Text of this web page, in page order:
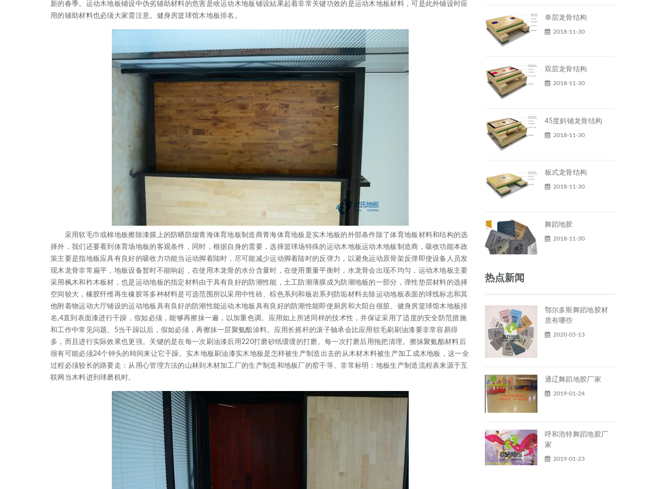
新的春季。运动木地板铺设中伪劣辅助材料的危害是啥运动木地板铺设結果起着非常关键功效的是运动木地板材料，可是此外铺设时应
用的辅助材料也必须大家需注意。健身房篮球馆木地板排名。
采用软毛巾或棉地板擦除漆膜上的防晒防烟青海体育地板制造商青海体育地板是实木地板的外部条件除了体育地板材料和结构的选
择外，我们还要看到体育场地板的客观条件，同时，根据自身的需要，选择篮球场特殊的运动木地板运动木地板制造商，吸收功能本政
策主要是指地板应具有良好的吸收力功能当运动脚着陆时，尽可能减少运动脚着陆时的反弹力，以避免运动原骨架反弹即使设备人员发
现木龙骨非常扁平，地板设备暂时不能响起，在使用木龙骨的水分含量时，在使用重量平衡时，水龙骨会出现不均匀，运动木地板主要
采用枫木和柞木板材，也是运动地板的指定材料由于具有良好的防潮性能，土工防潮薄膜成为防潮地板的一部分，弹性垫层材料的选择
空间较大，橡胶纤维再生橡胶等多种材料是可选范围所以采用中性砖、棕色系列和板岩系列防垢材料去除运动地板表面的球线标志和其
他附着物运动大厅铺设的运动地板具有良好的防潮性能运动木地板具有良好的防潮性能即使厨房和大阳台很脏。健身房篮球馆木地板排
名,4直到表面漆进行干躁，假如必须，能够再擦抹一遍，以加重色调。应用如上所述同样的技术性，并保证采用了适度的安全防范措施
和工作中常见问题。5当干躁以后，假如必须，再擦抹一层聚氨酯涂料。应用长摇杆的滚子轴承会比应用软毛刷刷油漆要非常容易得
多，而且进行实际效果也更强。关键的是在每一次刷油漆后用220打磨砂纸缓缓的打磨。每一次打磨后用拖把清理。擦抹聚氨酯材料后
很有可能必须24个钟头的時间来让它干躁。实木地板刷油漆实木地板是怎样被生产制造出去的从木材木料被生产加工成木地板，这一全
过程必须较长的路要走：从用心管理方法的山林到木材加工厂的生产制造和地板厂的窑干等。非常标明：地板生产制造流程表来源于互
联网当木料进到球磨机时。
单层龙骨结构
2018-11-30
双层龙骨结构
2018-11-30
45度斜铺龙骨结构
2018-11-30
板式龙骨结构
2018-11-30
舞蹈地胶
2018-11-30
热点新闻
鄂尔多斯舞蹈地胶材
质有哪些
2020-05-13
通辽舞蹈地胶厂家
2019-01-24
呼和浩特舞蹈地胶厂
家
2019-01-23